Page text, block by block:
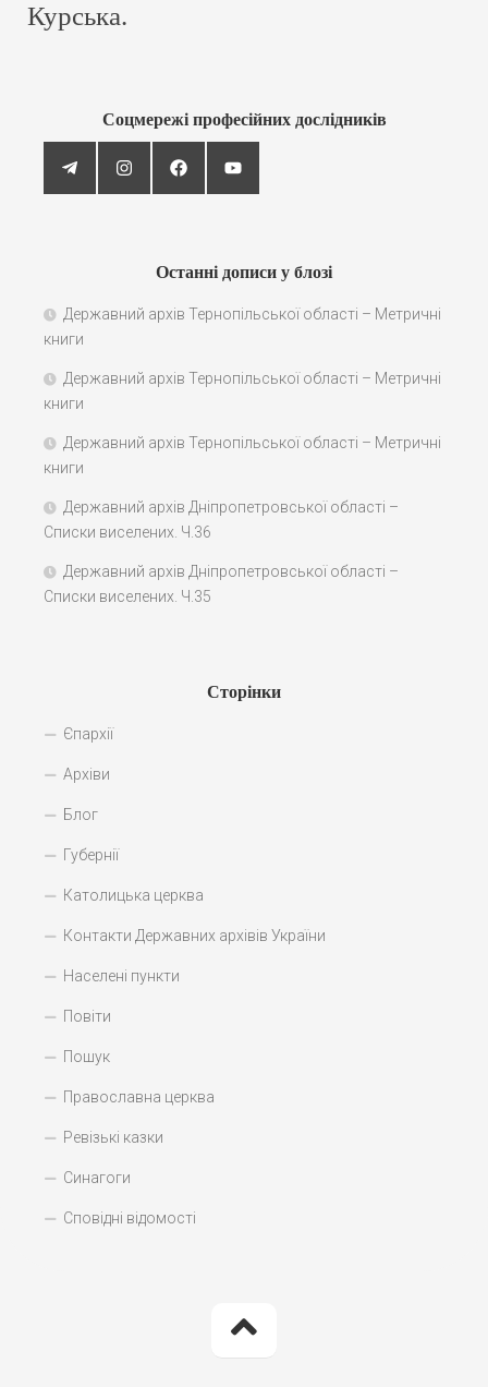
Курська.
Соцмережі професійних дослідників
Останні дописи у блозі
Державний архів Тернопільської області – Метричні
книги
Державний архів Тернопільської області – Метричні
книги
Державний архів Тернопільської області – Метричні
книги
Державний архів Дніпропетровської області –
Списки виселених. Ч.36
Державний архів Дніпропетровської області –
Списки виселених. Ч.35
Сторінки
Єпархії
Архіви
Блог
Губернії
Католицька церква
Контакти Державних архівів України
Населені пункти
Повіти
Пошук
Православна церква
Ревізькі казки
Синагоги
Сповідні відомості